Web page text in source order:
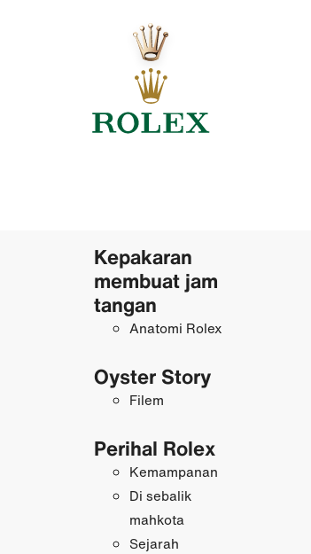
Kepakaran
membuat jam
tangan
Anatomi Rolex
Oyster Story
Filem
Perihal Rolex
Kemampanan
Di sebalik
mahkota
Sejarah